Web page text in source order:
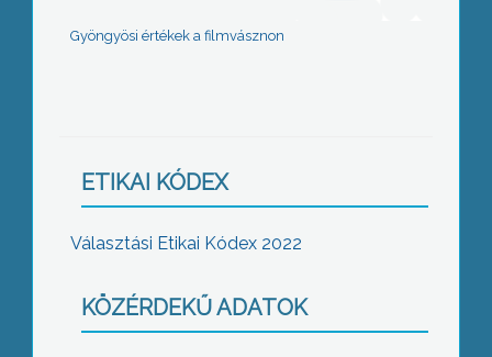
Gyöngyösi értékek a filmvásznon
ETIKAI KÓDEX
Választási Etikai Kódex 2022
KÖZÉRDEKŰ ADATOK